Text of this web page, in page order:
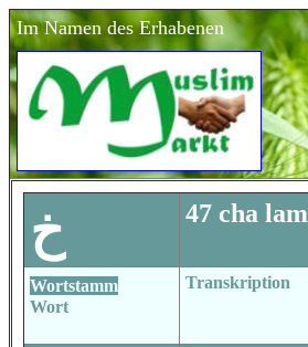
Im Namen des Erhabenen
خ 47 cha lam
Wortstamm
Wort
Transkription